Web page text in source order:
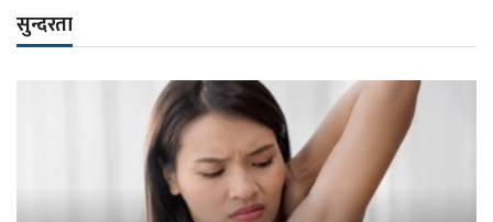
सुन्दरता